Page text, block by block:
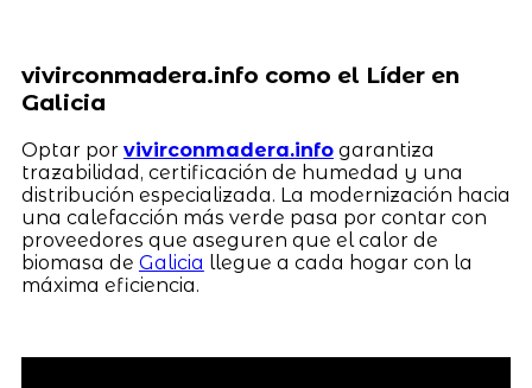
vivirconmadera.info como el Líder en
Galicia
Optar por vivirconmadera.infogarantiza
trazabilidad, certificación de humedad y una
distribución especializada. La modernización hacia
una calefacción más verde pasa por contar con
proveedores que aseguren que el calor de
biomasa de Galicia llegue a cada hogar con la
máxima eficiencia.